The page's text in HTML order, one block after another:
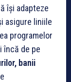
își adapteze
asigure liniile
programelor
încă de pe
banii